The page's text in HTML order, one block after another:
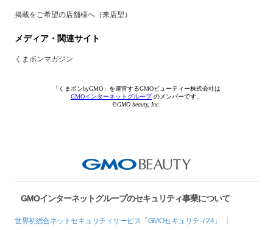
掲載をご希望の店舗様へ（来店型）
メディア・関連サイト
くまポンマガジン
「くまポンbyGMO」を運営するGMOビューティー株式会社は
GMOインターネットグループのメンバーです。
©GMO beauty, Inc.
GMOインターネットグループのセキュリティ事業について
世界初総合ネットセキュリティサービス「GMOセキュリティ24」